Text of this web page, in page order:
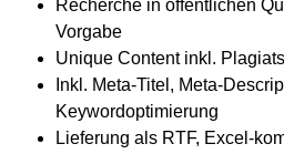
Recherche in öffentlichen
Vorgabe
Unique Content inkl.
Inkl. Meta-Titel, Meta-
Keywordoptimierung
Lieferung als RTF, Excel-